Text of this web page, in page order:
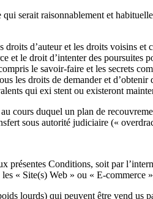
serait raisonnablement et
d’auteur et les droits voisins
le droit d’intenter des poursuites
le savoir-faire et les secrets
les droits de demander et
qui exi stent ou existeront
cours duquel un plan de
sous autorité judiciaire («
Conditions, soit par
« Site(s) Web » ou « E-commerce
lourds) qui peuvent être vend us